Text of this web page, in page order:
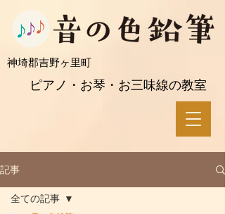
ピアノ・お琴・お三味線の教室
​神埼郡吉野ヶ里町
記事
全ての記事